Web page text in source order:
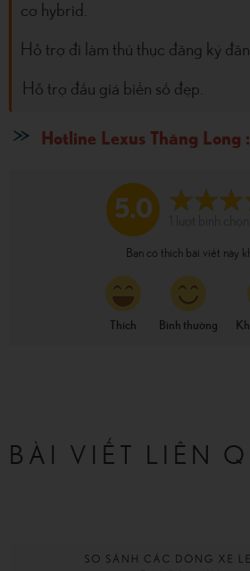
cơ hybrid.
Hỗ trợ đi làm thủ thục đăng ký
Hỗ trợ đấu giá biển số đẹp.
Hotline Lexus Thăng Long
5.0
Bạn có thích bài viết này
Thích Bình thường
BÀI VIẾT LIÊN